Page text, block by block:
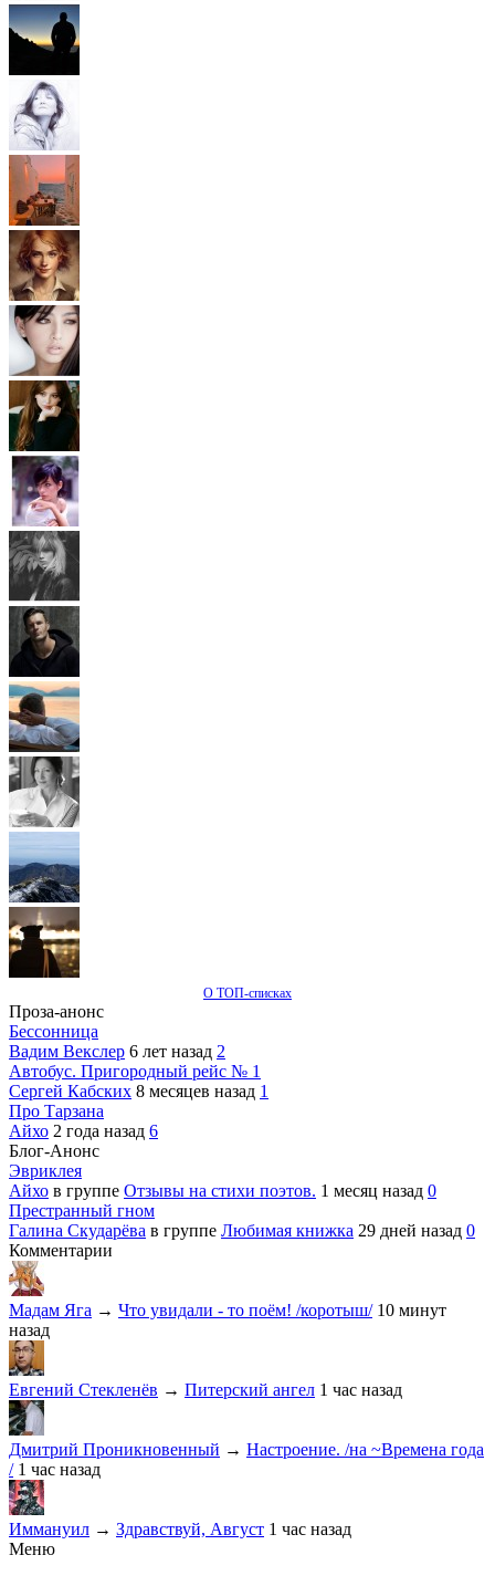
О ТОП-списках
Проза-анонс
Бессонница
Вадим Векслер 6 лет назад 2
Автобус. Пригородный рейс № 1
Сергей Кабских 8 месяцев назад 1
Про Тарзана
Айхо 2 года назад 6
Блог-Анонс
Эвриклея
Айхо в группе Отзывы на стихи поэтов. 1 месяц назад 0
Престранный гном
Галина Скударёва в группе Любимая книжка 29 дней назад 0
Комментарии
Мадам Яга → Что увидали - то поём! /коротыш/ 10 минут
назад
Евгений Стекленёв → Питерский ангел 1 час назад
Дмитрий Проникновенный → Настроение. /на ~Времена года
/ 1 час назад
Иммануил → Здравствуй, Август 1 час назад
Меню